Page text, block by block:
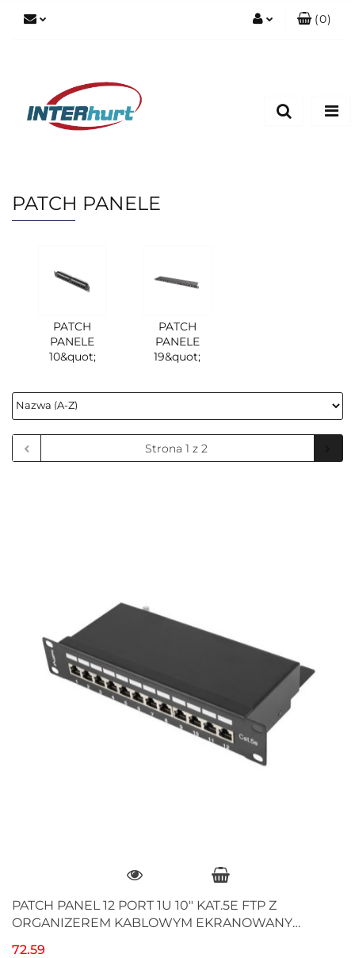
(0)
PATCH PANELE
PATCH
PANELE
10&quot;
PATCH
PANELE
19&quot;
PATCH PANEL 12 PORT 1U 10" KAT.5E FTP Z
ORGANIZEREM KABLOWYM EKRANOWANY
72.59